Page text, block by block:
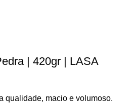
| 420gr | LASA
qualidade, macio e volumoso.